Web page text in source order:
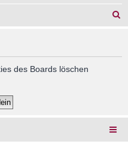
des Boards löschen